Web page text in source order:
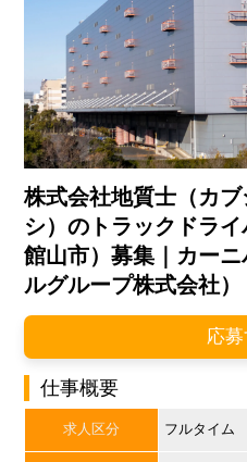
株式会社地質士（カ
シ）のトラックドラ
館山市）募集｜カー
ルグループ株式会社）
応
仕事概要
求人区分 フルタイム